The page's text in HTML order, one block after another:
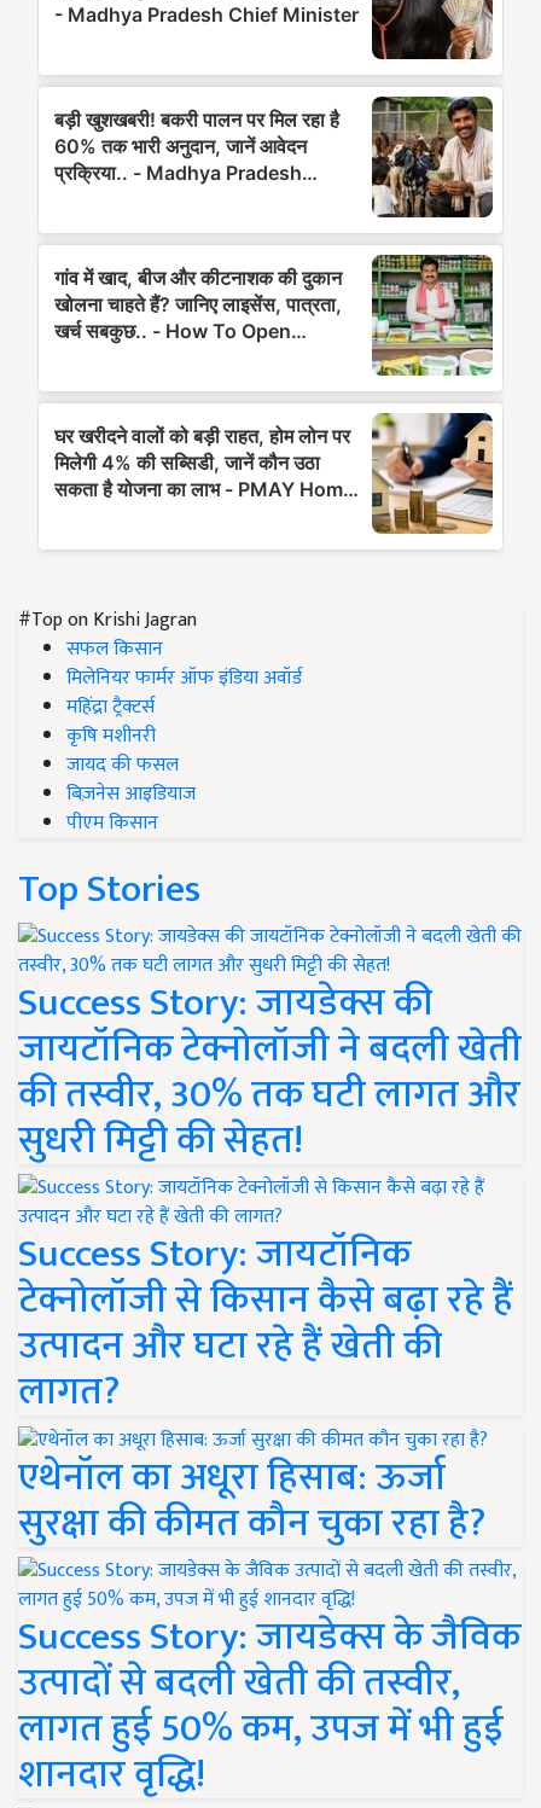
#Top on Krishi Jagran
सफल किसान
मिलेनियर फार्मर ऑफ इंडिया अवॉर्ड
महिंद्रा ट्रैक्टर्स
कृषि मशीनरी
जायद की फसल
बिज़नेस आइडियाज
पीएम किसान
Top Stories
Success Story: जायडेक्स की
जायटॉनिक टेक्नोलॉजी ने बदली खेती
की तस्वीर, 30% तक घटी लागत और
सुधरी मिट्टी की सेहत!
Success Story: जायटॉनिक
टेक्नोलॉजी से किसान कैसे बढ़ा रहे हैं
उत्पादन और घटा रहे हैं खेती की
लागत?
एथेनॉल का अधूरा हिसाब: ऊर्जा
सुरक्षा की कीमत कौन चुका रहा है?
Success Story: जायडेक्स के जैविक
उत्पादों से बदली खेती की तस्वीर,
लागत हुई 50% कम, उपज में भी हुई
शानदार वृद्धि!